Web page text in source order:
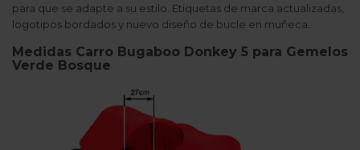
para que se adapte a su estilo. Etiquetas de marca actualizadas,
logotipos bordados y nuevo diseño de bucle en muñeca.
Medidas Carro Bugaboo Donkey 5 para Gemelos
Verde Bosque